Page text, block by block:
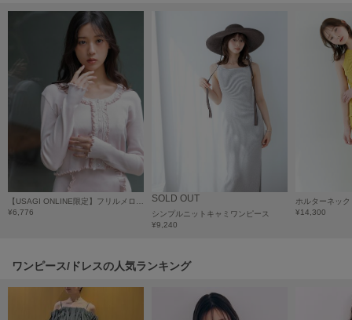
ニューバランス
NOWNS
ナウンス
ヌル
オン
Onitsuka Tiger
オニツカ タイガー
¥6,776
SOLD OUT
シンプルニットキャミワンピース
¥9,240
ホルターネッ
¥14,300
ワンピース/ドレスの人気ランキング